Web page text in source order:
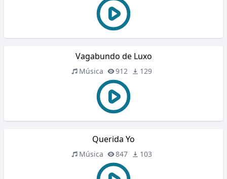
Vagabundo de Luxo
Música 912 129
Querida Yo
Música 847 103